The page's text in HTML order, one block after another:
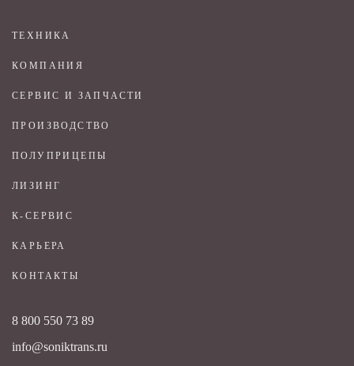
8 800 550 73 89
info@soniktrans.ru
ТЕХНИКА
КОМПАНИЯ
СЕРВИС И ЗАПЧАСТИ
ПРОИЗВОДСТВО
ПОЛУПРИЦЕПЫ
ЛИЗИНГ
К-СЕРВИС
КАРЬЕРА
КОНТАКТЫ